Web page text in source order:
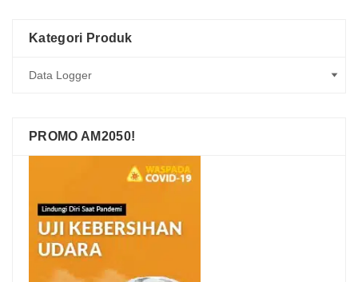
Kategori Produk
PROMO AM2050!